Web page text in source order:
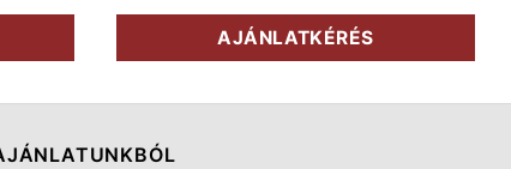
AJÁNLATKÉRÉS